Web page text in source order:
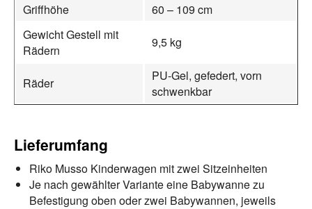
Griffhöhe
60 – 109 cm
Gewicht Gestell mit
Rädern
9,5 kg
Räder
PU-Gel, gefedert, vorn
schwenkbar
Lieferumfang
Riko Musso Kinderwagen mit zwei Sitzeinheiten
Je nach gewählter Variante eine Babywanne zu
Befestigung oben oder zwei Babywannen, jeweils